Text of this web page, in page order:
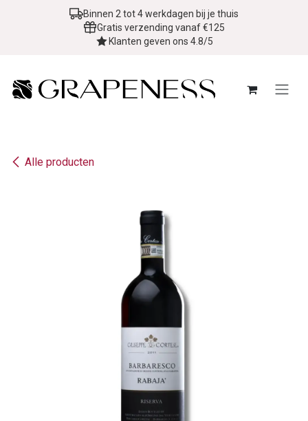
Overslaan naar inhoudBinnen 2 tot 4 werkdagen bij je thuis
Gratis verzending vanaf €125
Klanten geven ons 4.8/5
Alle producten